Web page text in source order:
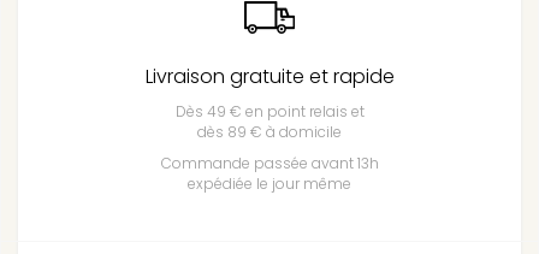
Livraison gratuite et rapide
Dès 49 € en point relais et
dès 89 € à domicile
Commande passée avant 13h
expédiée le jour même